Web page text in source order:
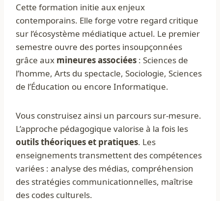
Cette formation initie aux enjeux
contemporains. Elle forge votre regard critique
sur l’écosystème médiatique actuel. Le premier
semestre ouvre des portes insoupçonnées
grâce aux mineures associées : Sciences de
l’homme, Arts du spectacle, Sociologie, Sciences
de l’Éducation ou encore Informatique.
Vous construisez ainsi un parcours sur-mesure.
L’approche pédagogique valorise à la fois les
outils théoriques et pratiques. Les
enseignements transmettent des compétences
variées : analyse des médias, compréhension
des stratégies communicationnelles, maîtrise
des codes culturels.